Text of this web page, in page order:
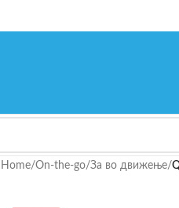
Home/On-the-go/За во движење/